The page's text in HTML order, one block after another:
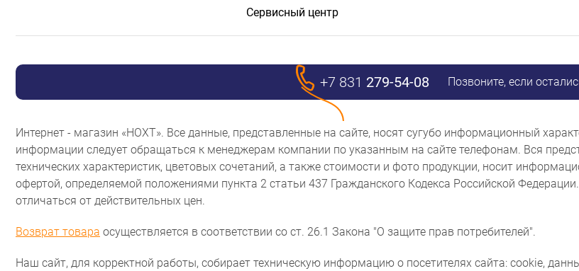
Сервисный центр
+7 831 279-54-08 Позвоните, если
Интернет - магазин «НОХТ». Все данные, представленные на сайте, носят сугубо информационный
информации следует обращаться к менеджерам компании по указанным на сайте телефонам. Вся
технических характеристик, цветовых сочетаний, а также стоимости и фото продукции, носит
офертой, определяемой положениями пункта 2 статьи 437 Гражданского Кодекса Российской
отличаться от действительных цен.
Возврат товара осуществляется в соответствии со ст. 26.1 Закона "О защите прав потребителей".
Наш сайт, для корректной работы, собирает техническую информацию о посетителях сайта: cookie,